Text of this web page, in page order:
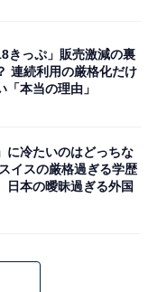
ではないことも
産のリンゴジュ
わったジュース。
。ほかにも、いま
どネットで話題に
きっぷ」販売激減の裏
連続利用の厳格化だけ
「本当の理由」
に冷たいのはどっちな
イスの厳格過ぎる学歴
日本の曖昧過ぎる外国